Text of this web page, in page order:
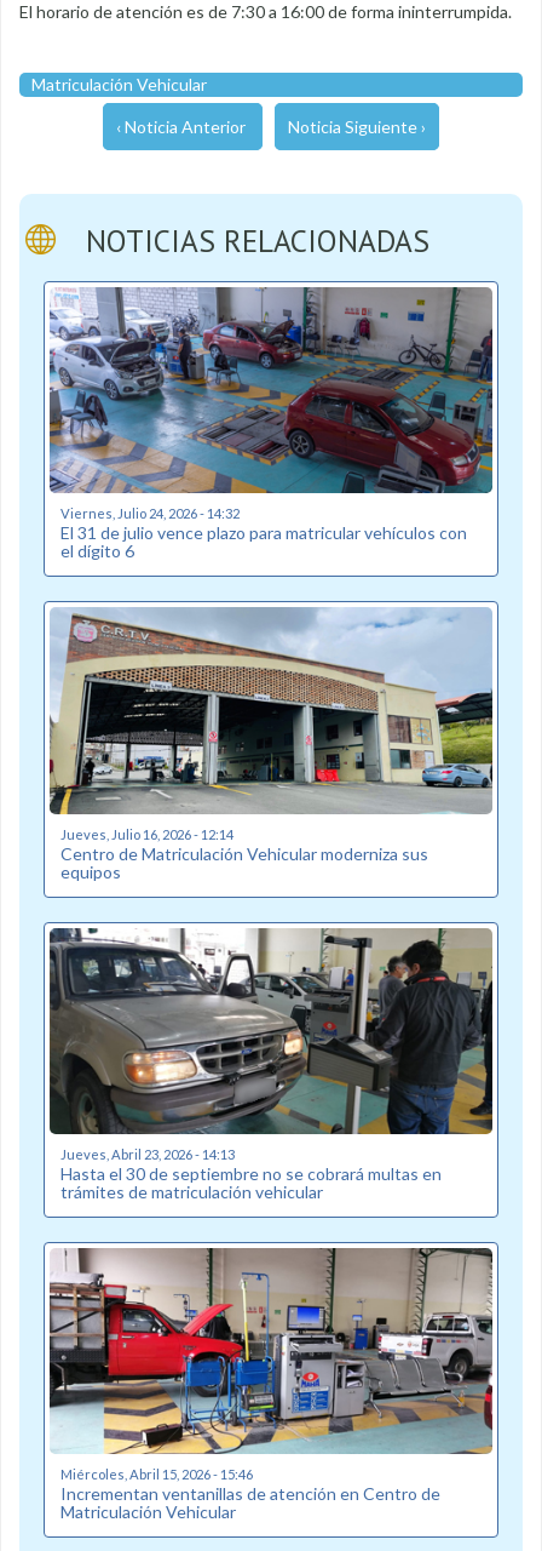
El horario de atención es de 7:30 a 16:00 de forma ininterrumpida.
Matriculación Vehicular
‹ Noticia Anterior Noticia Siguiente ›
NOTICIAS RELACIONADAS
Viernes, Julio 24, 2026 - 14:32
El 31 de julio vence plazo para matricular vehículos con
el dígito 6
Jueves, Julio 16, 2026 - 12:14
Centro de Matriculación Vehicular moderniza sus
equipos
Jueves, Abril 23, 2026 - 14:13
Hasta el 30 de septiembre no se cobrará multas en
trámites de matriculación vehicular
Miércoles, Abril 15, 2026 - 15:46
Incrementan ventanillas de atención en Centro de
Matriculación Vehicular